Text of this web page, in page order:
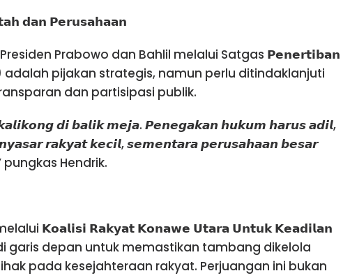
𝗱𝗮𝗻 𝗣𝗲𝗿𝘂𝘀𝗮𝗵𝗮𝗮𝗻
Prabowo dan Bahlil melalui Satgas 𝗣𝗲𝗻𝗲𝗿𝘁𝗶𝗯𝗮𝗻
pijakan strategis, namun perlu ditindaklanjuti
dan partisipasi publik.
𝙙𝙞 𝙗𝙖𝙡𝙞𝙠 𝙢𝙚𝙟𝙖. 𝙋𝙚𝙣𝙚𝙜𝙖𝙠𝙖𝙣 𝙝𝙪𝙠𝙪𝙢 𝙝𝙖𝙧𝙪𝙨 𝙖𝙙𝙞𝙡,
𝙧𝙖𝙠𝙮𝙖𝙩 𝙠𝙚𝙘𝙞𝙡, 𝙨𝙚𝙢𝙚𝙣𝙩𝙖𝙧𝙖 𝙥𝙚𝙧𝙪𝙨𝙖𝙝𝙖𝙖𝙣 𝙗𝙚𝙨𝙖𝙧
pungkas Hendrik.
𝗞𝗼𝗮𝗹𝗶𝘀𝗶 𝗥𝗮𝗸𝘆𝗮𝘁 𝗞𝗼𝗻𝗮𝘄𝗲 𝗨𝘁𝗮𝗿𝗮 𝗨𝗻𝘁𝘂𝗸 𝗞𝗲𝗮𝗱𝗶𝗹𝗮𝗻
garis depan untuk memastikan tambang dikelola
pada kesejahteraan rakyat. Perjuangan ini bukan